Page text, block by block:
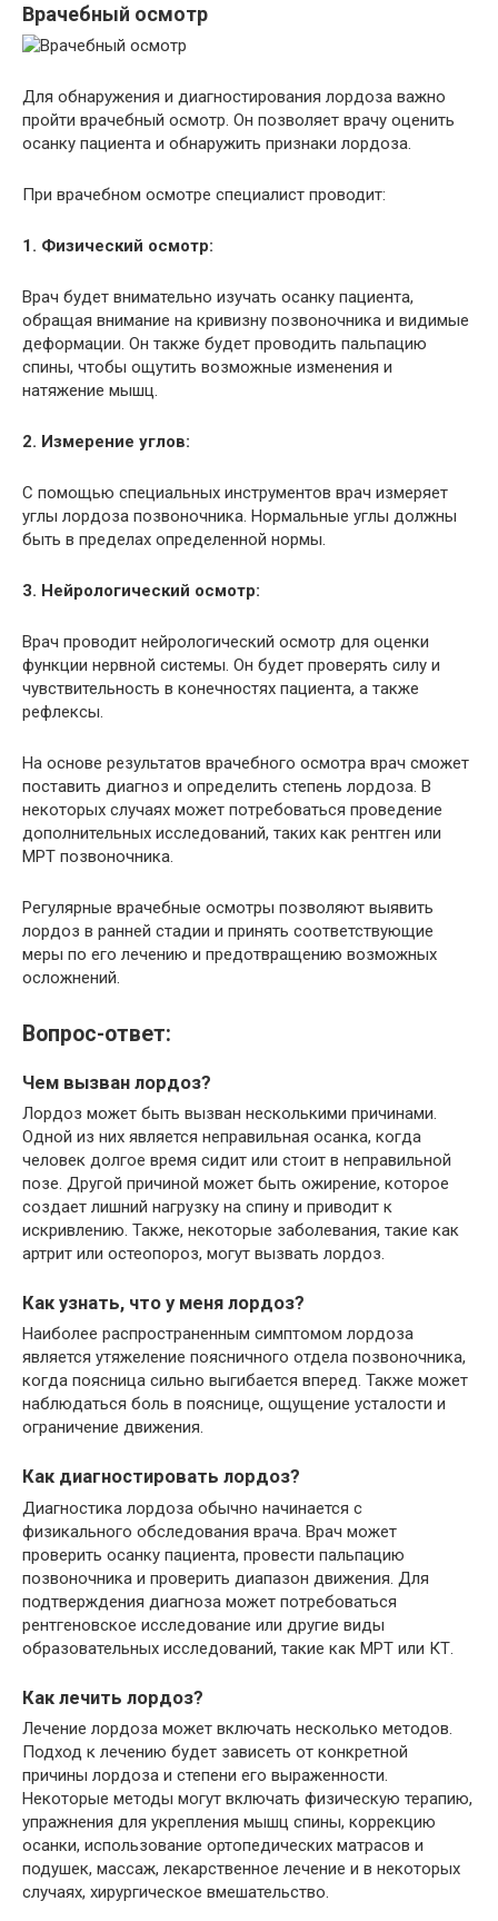
Врачебный осмотр
Для обнаружения и диагностирования лордоза важно
пройти врачебный осмотр. Он позволяет врачу оценить
осанку пациента и обнаружить признаки лордоза.
При врачебном осмотре специалист проводит:
1. Физический осмотр:
Врач будет внимательно изучать осанку пациента,
обращая внимание на кривизну позвоночника и видимые
деформации. Он также будет проводить пальпацию
спины, чтобы ощутить возможные изменения и
натяжение мышц.
2. Измерение углов:
С помощью специальных инструментов врач измеряет
углы лордоза позвоночника. Нормальные углы должны
быть в пределах определенной нормы.
3. Нейрологический осмотр:
Врач проводит нейрологический осмотр для оценки
функции нервной системы. Он будет проверять силу и
чувствительность в конечностях пациента, а также
рефлексы.
На основе результатов врачебного осмотра врач сможет
поставить диагноз и определить степень лордоза. В
некоторых случаях может потребоваться проведение
дополнительных исследований, таких как рентген или
МРТ позвоночника.
Регулярные врачебные осмотры позволяют выявить
лордоз в ранней стадии и принять соответствующие
меры по его лечению и предотвращению возможных
осложнений.
Вопрос-ответ:
Чем вызван лордоз?
Лордоз может быть вызван несколькими причинами.
Одной из них является неправильная осанка, когда
человек долгое время сидит или стоит в неправильной
позе. Другой причиной может быть ожирение, которое
создает лишний нагрузку на спину и приводит к
искривлению. Также, некоторые заболевания, такие как
артрит или остеопороз, могут вызвать лордоз.
Как узнать, что у меня лордоз?
Наиболее распространенным симптомом лордоза
является утяжеление поясничного отдела позвоночника,
когда поясница сильно выгибается вперед. Также может
наблюдаться боль в пояснице, ощущение усталости и
ограничение движения.
Как диагностировать лордоз?
Диагностика лордоза обычно начинается с
физикального обследования врача. Врач может
проверить осанку пациента, провести пальпацию
позвоночника и проверить диапазон движения. Для
подтверждения диагноза может потребоваться
рентгеновское исследование или другие виды
образовательных исследований, такие как МРТ или КТ.
Как лечить лордоз?
Лечение лордоза может включать несколько методов.
Подход к лечению будет зависеть от конкретной
причины лордоза и степени его выраженности.
Некоторые методы могут включать физическую терапию,
упражнения для укрепления мышц спины, коррекцию
осанки, использование ортопедических матрасов и
подушек, массаж, лекарственное лечение и в некоторых
случаях, хирургическое вмешательство.